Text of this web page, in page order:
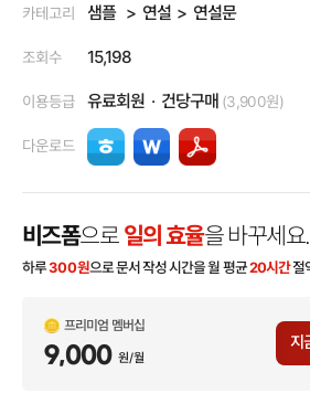
카테고리 샘플 연설 연설문
조회수 15,198
이용등급 유료회원 건당구매 (3,900원)
다운로드
비즈폼으로 일의 효율을 바꾸세요.
하루300원으로 문서 작성 시간을 월 평균20시간절
프리미엄 멤버십
9,000 원/월
지